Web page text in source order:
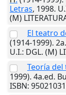
Letras, 1998.
(M)
El teatro
(1914-1999).
U.I.: DGL. (M)
Teoría
1999). 4a.ed.
ISBN: